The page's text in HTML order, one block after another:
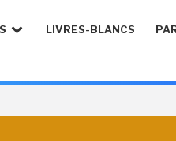
LIVRES-BLANCS